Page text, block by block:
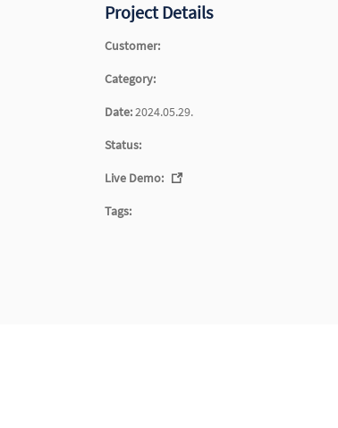
Project Details
Customer:
Category:
Date:2024.05.29.
Status:
Live Demo:
Tags: